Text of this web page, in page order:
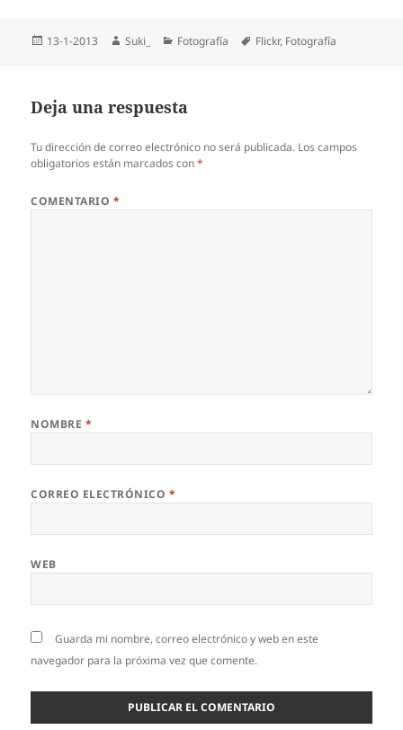
Publicado
13-1-2013 Autor
Suki_ Categorías
Fotografía Etiquetas
Flickr, Fotografí­a
Deja una respuesta
Tu dirección de correo electrónico no será publicada. Los campos
obligatorios están marcados con*
COMENTARIO *
NOMBRE *
CORREO ELECTRÓNICO *
WEB
Guarda mi nombre, correo electrónico y web en este
navegador para la próxima vez que comente.